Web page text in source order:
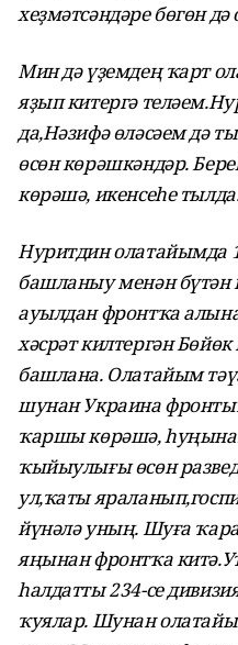
хеҙмәтсәндәре бөгөн
Мин дә үҙемдең ҡарт
яҙып китергә
да,Нәзифә өләсәем дә
өсөн көрәшкәндәр.
көрәшә, икенсеһе
Нуритдин олатайымда
башланыу менән бүтән
ауылдан фронтҡа
хәсрәт килтергән
башлана. Олатайым
шунан Украина
ҡаршы көрәшә,
ҡыйыулығы өсөн
ул,ҡаты
йүнәлә уның. Шуға
яңынан фронтҡа
һалдатты 234-се
ҡуялар. Шунан